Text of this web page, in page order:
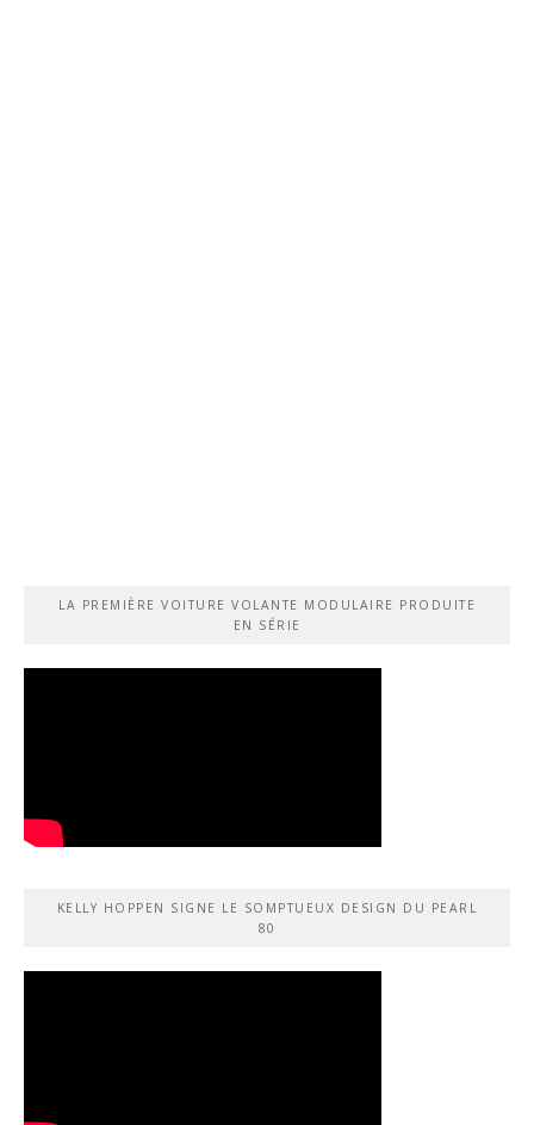
LA PREMIÈRE VOITURE VOLANTE MODULAIRE PRODUITE
EN SÉRIE
KELLY HOPPEN SIGNE LE SOMPTUEUX DESIGN DU PEARL
80